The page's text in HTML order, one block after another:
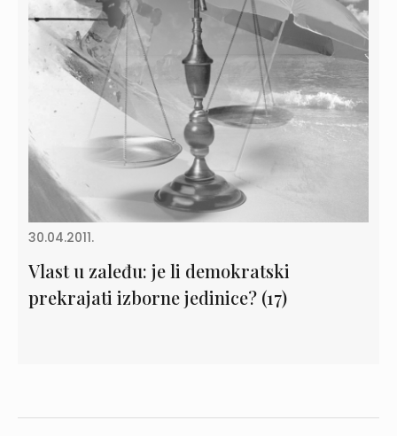
30.04.2011.
Vlast u zaleđu: je li demokratski
prekrajati izborne jedinice? (17)